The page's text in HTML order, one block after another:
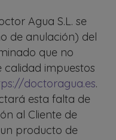
Agua S.L. se
de anulación) del
que no
calidad impuestos
doctoragua.es.
esta falta de
al Cliente de
producto de